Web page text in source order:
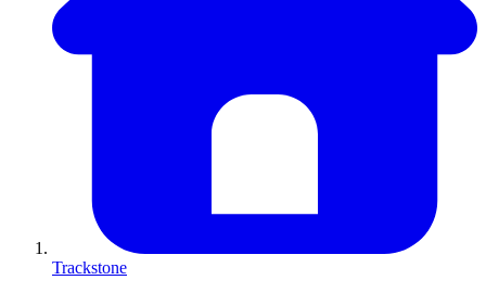
Trackstone